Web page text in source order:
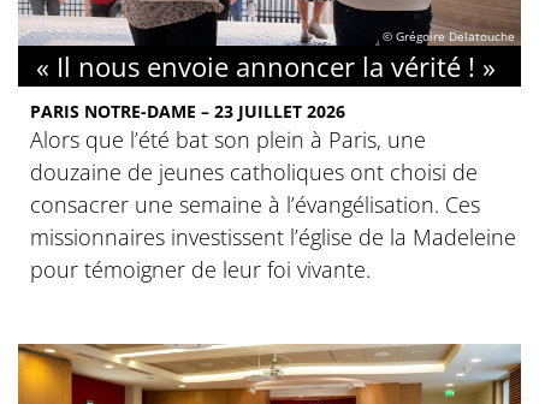
© Grégoire Delatouche
« Il nous envoie annoncer la vérité ! »
PARIS NOTRE-DAME – 23 JUILLET 2026
Alors que l’été bat son plein à Paris, une
douzaine de jeunes catholiques ont choisi de
consacrer une semaine à l’évangélisation. Ces
missionnaires investissent l’église de la Madeleine
pour témoigner de leur foi vivante.